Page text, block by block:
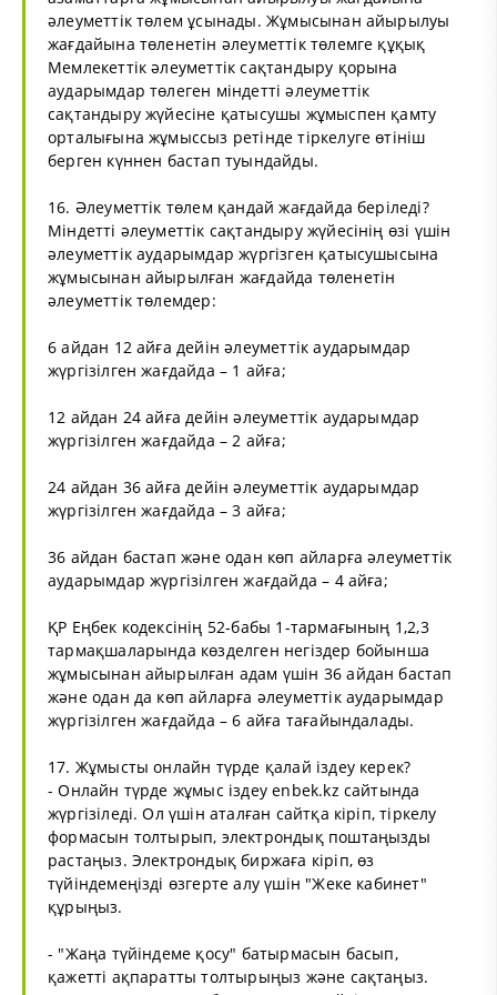
әлеуметтік төлем ұсынады. Жұмысынан айырылуы
жағдайына төленетін әлеуметтік төлемге құқық
Мемлекеттік әлеуметтік сақтандыру қорына
аударымдар төлеген міндетті әлеуметтік
сақтандыру жүйесіне қатысушы жұмыспен қамту
орталығына жұмыссыз ретінде тіркелуге өтініш
берген күннен бастап туындайды.
16. Әлеуметтік төлем қандай жағдайда беріледі?
Міндетті әлеуметтік сақтандыру жүйесінің өзі үшін
әлеуметтік аударымдар жүргізген қатысушысына
жұмысынан айырылған жағдайда төленетін
әлеуметтік төлемдер:
6 айдан 12 айға дейін әлеуметтік аударымдар
жүргізілген жағдайда – 1 айға;
12 айдан 24 айға дейін әлеуметтік аударымдар
жүргізілген жағдайда – 2 айға;
24 айдан 36 айға дейін әлеуметтік аударымдар
жүргізілген жағдайда – 3 айға;
36 айдан бастап және одан көп айларға әлеуметтік
аударымдар жүргізілген жағдайда – 4 айға;
ҚР Еңбек кодексінің 52-бабы 1-тармағының 1,2,3
тармақшаларында көзделген негіздер бойынша
жұмысынан айырылған адам үшін 36 айдан бастап
және одан да көп айларға әлеуметтік аударымдар
жүргізілген жағдайда – 6 айға тағайындалады.
17. Жұмысты онлайн түрде қалай іздеу керек?
- Онлайн түрде жұмыс іздеу enbek.kz сайтында
жүргізіледі. Ол үшін аталған сайтқа кіріп, тіркелу
формасын толтырып, электрондық поштаңызды
растаңыз. Электрондық биржаға кіріп, өз
түйіндемеңізді өзгерте алу үшін "Жеке кабинет"
құрыңыз.
- "Жаңа түйіндеме қосу" батырмасын басып,
қажетті ақпаратты толтырыңыз және сақтаңыз.